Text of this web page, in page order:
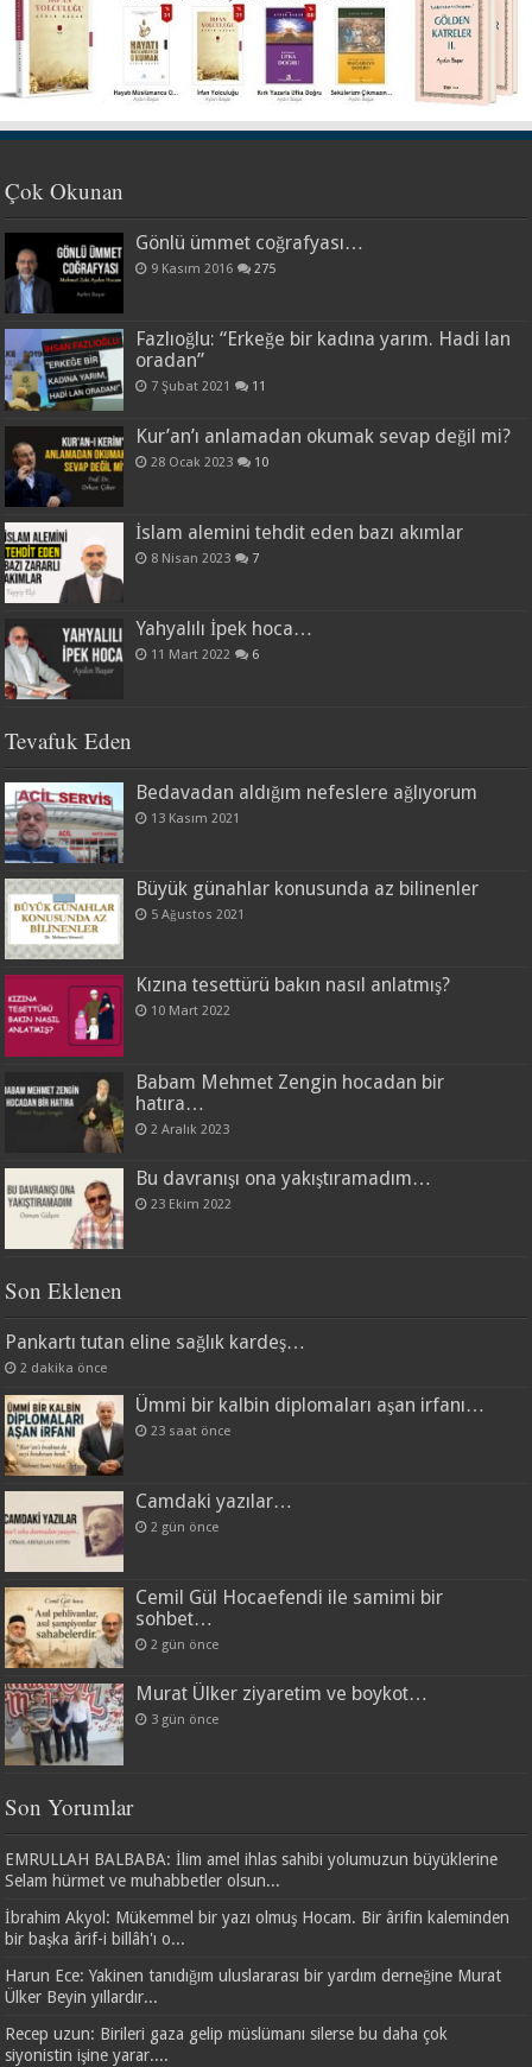
Çok Okunan
Gönlü ümmet coğrafyası…
9 Kasım 2016 275
Fazlıoğlu: “Erkeğe bir kadına yarım. Hadi lan
oradan”
7 Şubat 2021 11
Kur’an’ı anlamadan okumak sevap değil mi?
28 Ocak 2023 10
İslam alemini tehdit eden bazı akımlar
8 Nisan 2023 7
Yahyalılı İpek hoca…
11 Mart 2022 6
Tevafuk Eden
Bedavadan aldığım nefeslere ağlıyorum
13 Kasım 2021
Büyük günahlar konusunda az bilinenler
5 Ağustos 2021
Kızına tesettürü bakın nasıl anlatmış?
10 Mart 2022
Babam Mehmet Zengin hocadan bir
hatıra…
2 Aralık 2023
Bu davranışı ona yakıştıramadım…
23 Ekim 2022
Son Eklenen
Pankartı tutan eline sağlık kardeş…
2 dakika önce
Ümmi bir kalbin diplomaları aşan irfanı…
23 saat önce
Camdaki yazılar…
2 gün önce
Cemil Gül Hocaefendi ile samimi bir
sohbet…
2 gün önce
Murat Ülker ziyaretim ve boykot…
3 gün önce
Son Yorumlar
EMRULLAH BALBABA: İlim amel ihlas sahibi yolumuzun büyüklerine
Selam hürmet ve muhabbetler olsun...
İbrahim Akyol: Mükemmel bir yazı olmuş Hocam. Bir ârifin kaleminden
bir başka ârif-i billâh'ı o...
Harun Ece: Yakinen tanıdığım uluslararası bir yardım derneğine Murat
Ülker Beyin yıllardır...
Recep uzun: Birileri gaza gelip müslümanı silerse bu daha çok
siyonistin işine yarar....